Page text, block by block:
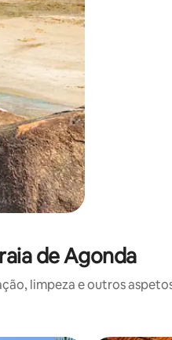
de Agonda
limpeza e outros